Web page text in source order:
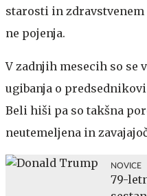
starosti in
ne pojenja.
V zadnjih mesecih so se
ugibanja o
Beli hiši pa so takšna
neutemeljena in
NOVICE
79-